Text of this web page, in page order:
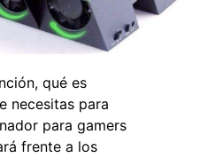
qué es
necesitas para
para gamers
frente a los